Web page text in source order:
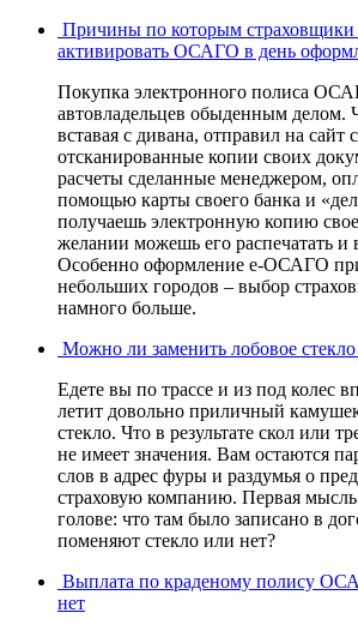
Причины по которым страховщики
активировать ОСАГО в день
Покупка электронного полиса
автовладельцев обыденным делом.
вставая с дивана, отправил на сайт
отсканированные копии своих
расчеты сделанные менеджером,
помощью карты своего банка и
получаешь электронную копию
желании можешь его распечатать и
Особенно оформление е-ОСАГО
небольших городов – выбор
намного больше.
Можно ли заменить лобовое
Едете вы по трассе и из под колес
летит довольно приличный
стекло. Что в результате скол или
не имеет значения. Вам остаются
слов в адрес фуры и раздумья о
страховую компанию. Первая
голове: что там было записано в
поменяют стекло или нет?
Выплата по краденому полису
нет